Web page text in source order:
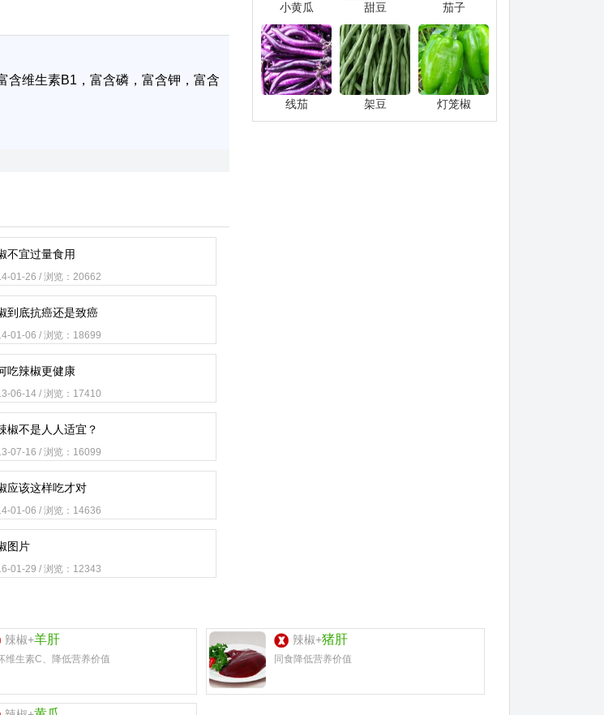
含维生素B1，富含磷，富含钾，富含
不宜过量食用
01-26 / 浏览：20662
到底抗癌还是致癌
01-06 / 浏览：18699
吃辣椒更健康
06-14 / 浏览：17410
椒不是人人适宜？
07-16 / 浏览：16099
应该这样吃才对
01-06 / 浏览：14636
图片
01-29 / 浏览：12343
小黄瓜 甜豆 茄子
线茄 架豆 灯笼椒
辣椒+羊肝
维生素C、降低营养价值
辣椒+猪肝
同食降低营养价值